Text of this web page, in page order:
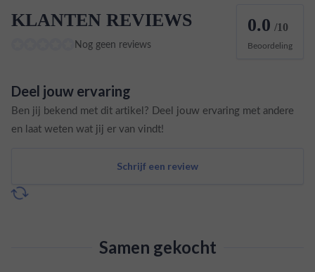
KLANTEN REVIEWS
Nog geen reviews
0.0 /10
Beoordeling
Deel jouw ervaring
Ben jij bekend met dit artikel? Deel jouw ervaring met andere
en laat weten wat jij er van vindt!
Schrijf een review
Samen gekocht